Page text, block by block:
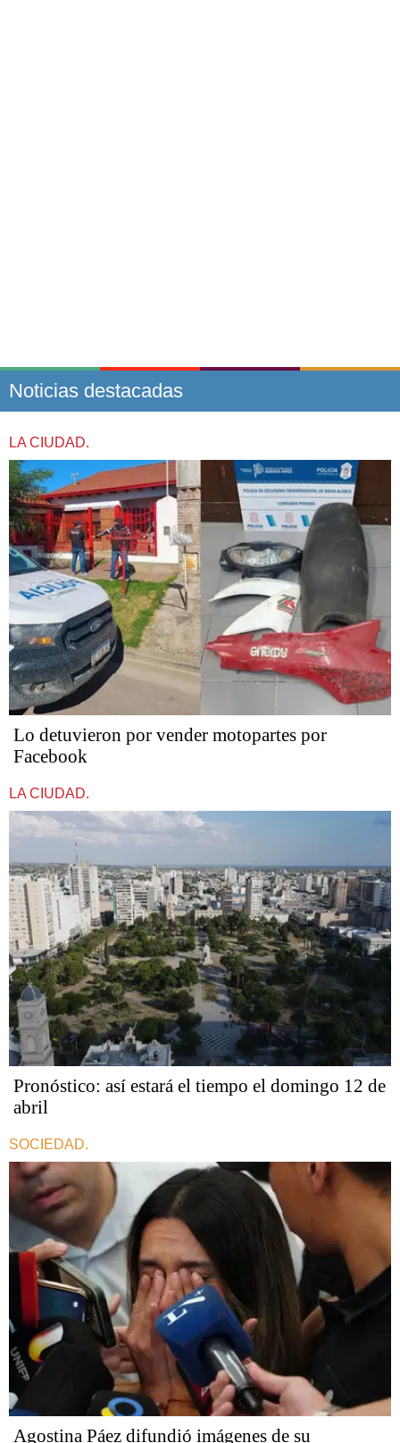
Noticias destacadas
LA CIUDAD.
Lo detuvieron por vender motopartes por
Facebook
LA CIUDAD.
Pronóstico: así estará el tiempo el domingo 12 de
abril
SOCIEDAD.
Agostina Páez difundió imágenes de su